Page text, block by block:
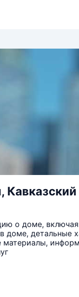
о доме,
детальные
материалы,